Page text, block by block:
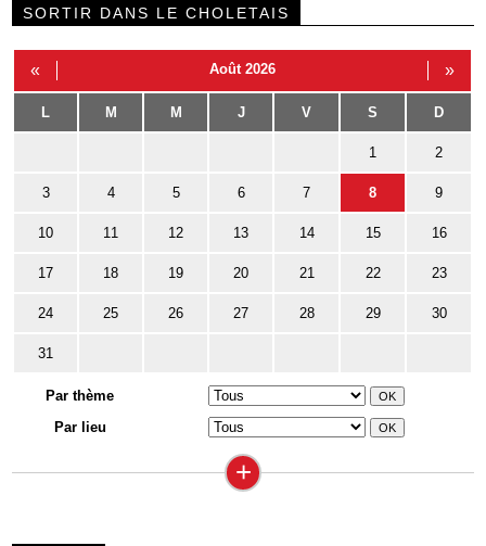
SORTIR DANS LE CHOLETAIS
« Août 2026 »
L M M J V S D
1 2
3 4 5 6 7 8 9
10 11 12 13 14 15 16
17 18 19 20 21 22 23
24 25 26 27 28 29 30
31
Par thème
Par lieu
+